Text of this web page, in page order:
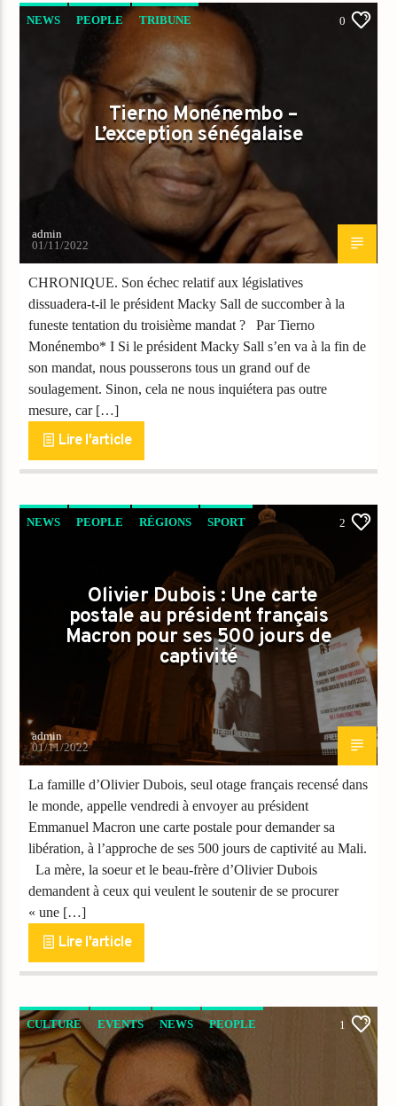
NEWS PEOPLE TRIBUNE 0
Tierno Monénembo –
L’exception sénégalaise
admin
01/11/2022
CHRONIQUE. Son échec relatif aux législatives
dissuadera-t-il le président Macky Sall de succomber à la
funeste tentation du troisième mandat ? Par Tierno
Monénembo* I Si le président Macky Sall s’en va à la fin de
son mandat, nous pousserons tous un grand ouf de
soulagement. Sinon, cela ne nous inquiétera pas outre
mesure, car […]
Lire l'article
NEWS PEOPLE RÉGIONS SPORT 2
Olivier Dubois : Une carte
postale au président français
Macron pour ses 500 jours de
captivité
admin
01/11/2022
La famille d’Olivier Dubois, seul otage français recensé dans
le monde, appelle vendredi à envoyer au président
Emmanuel Macron une carte postale pour demander sa
libération, à l’approche de ses 500 jours de captivité au Mali.
La mère, la soeur et le beau-frère d’Olivier Dubois
demandent à ceux qui veulent le soutenir de se procurer
« une […]
Lire l'article
CULTURE EVENTS NEWS PEOPLE
TRIBUNE
1